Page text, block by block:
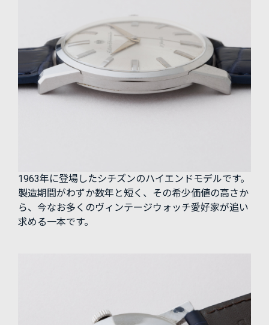
1963年に登場したシチズンのハイエンドモデルです。
製造期間がわずか数年と短く、その希少価値の高さか
ら、今なお多くのヴィンテージウォッチ愛好家が追い
求める一本です。